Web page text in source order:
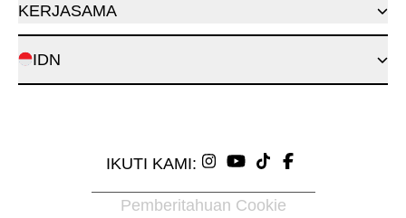
KERJASAMA
IDN
IKUTI KAMI:
Pemberitahuan Cookie